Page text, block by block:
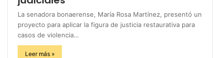
La senadora bonaerense, María Rosa Martínez, presentó un
proyecto para aplicar la figura de justicia restaurativa para
casos de violencia…
Leer más »